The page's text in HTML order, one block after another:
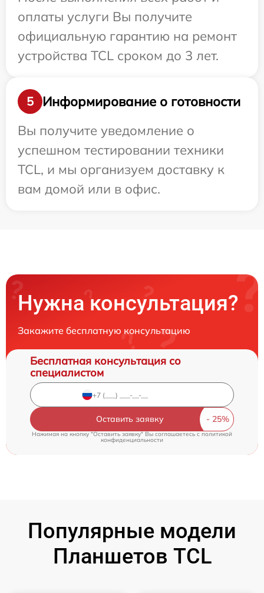
оплаты услуги Вы получите
официальную гарантию на ремонт
устройства TCL сроком до 3 лет.
5
Информирование о готовности
Вы получите уведомление о
успешном тестировании техники
TCL, и мы организуем доставку к
вам домой или в офис.
Нужна консультация?
Закажите бесплатную консультацию
Бесплатная консультация со
специалистом
Оставить заявку
Нажимая на кнопку "Оставить заявку" Вы соглашаетесь c политикой
конфиденциальности
Популярные модели
Планшетов TCL